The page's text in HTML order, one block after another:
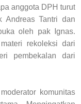
anggota DPH turut
Andreas Tantri dan
oleh pak Ignas.
rekoleksi dari
pembekalan dari
komunitas